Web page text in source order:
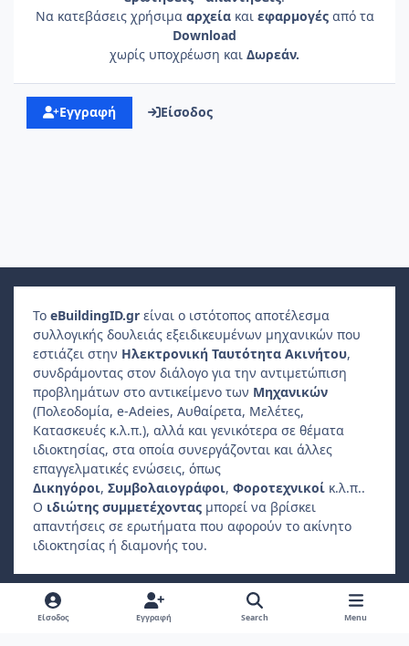
Να κατεβάσεις χρήσιμα αρχείακαι εφαρμογέςαπό τα
Download
χωρίς υποχρέωση και Δωρεάν.
Εγγραφή Είσοδος
Το eBuildingID.gr είναι ο ιστότοπος αποτέλεσμα
συλλογικής δουλειάς εξειδικευμένων μηχανικών που
εστιάζει στην Ηλεκτρονική Ταυτότητα Ακινήτου,
συνδράμοντας στον διάλογο για την αντιμετώπιση
προβλημάτων στο αντικείμενο των Μηχανικών
(Πολεοδομία, e-Adeies, Αυθαίρετα, Μελέτες,
Κατασκευές κ.λ.π.), αλλά και γενικότερα σε θέματα
ιδιοκτησίας, στα οποία συνεργάζονται και άλλες
επαγγελματικές ενώσεις, όπως
Δικηγόροι, Συμβολαιογράφοι, Φοροτεχνικοί κ.λ.π..
Ο ιδιώτης συμμετέχοντας μπορεί να βρίσκει
απαντήσεις σε ερωτήματα που αφορούν το ακίνητο
ιδιοκτησίας ή διαμονής του.
Light ModeDark ModeSystem Preference
f
Είσοδος Εγγραφή Search Menu